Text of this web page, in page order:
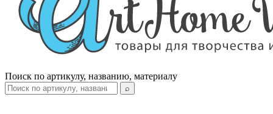
Поиск по артикулу, названию, материалу
⌕